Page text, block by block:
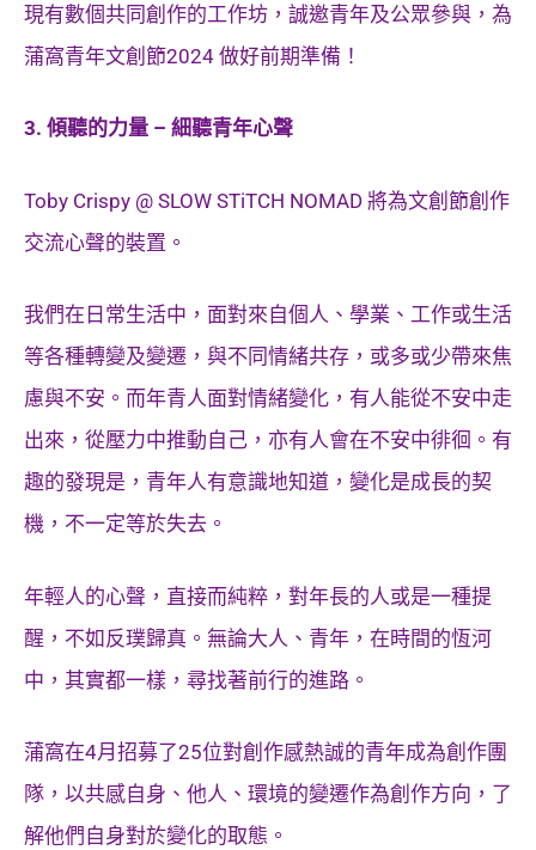
現有數個共同創作的工作坊，誠邀青年及公眾參與，為
蒲窩青年文創節2024 做好前期準備！
3. 傾聽的力量 – 細聽青年心聲
Toby Crispy @ SLOW STiTCH NOMAD 將為文創節創作
交流心聲的裝置。
我們在日常生活中，面對來自個人、學業、工作或生活
等各種轉變及變遷，與不同情緒共存，或多或少帶來焦
慮與不安。而年青人面對情緒變化，有人能從不安中走
出來，從壓力中推動自己，亦有人會在不安中徘徊。有
趣的發現是，青年人有意識地知道，變化是成長的契
機，不一定等於失去。
年輕人的心聲，直接而純粹，對年長的人或是一種提
醒，不如反璞歸真。無論大人、青年，在時間的恆河
中，其實都一樣，尋找著前行的進路。
蒲窩在4月招募了25位對創作感熱誠的青年成為創作團
隊，以共感自身、他人、環境的變遷作為創作方向，了
解他們自身對於變化的取態。